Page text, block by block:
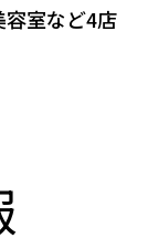
室など4店